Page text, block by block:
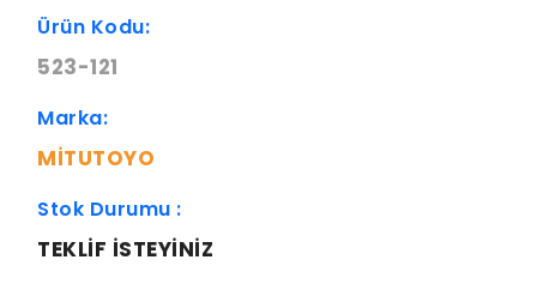
Ürün Kodu:
523-121
Marka:
MITUTOYO
Stok Durumu :
TEKLIF ISTEYINIZ